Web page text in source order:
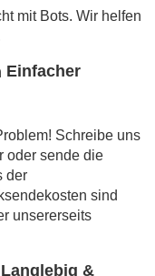
mit Bots. Wir helfen
Einfacher
Schreibe uns
oder sende die
der
sind
unsererseits
Langlebig &